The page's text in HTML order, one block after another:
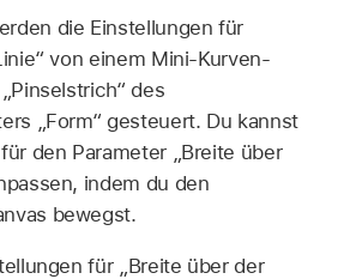
die Einstellungen für
von einem Mini-Kurven-
des
„Form“ gesteuert. Du kannst
den Parameter „Breite über
indem du den
bewegst.
für „Breite über der